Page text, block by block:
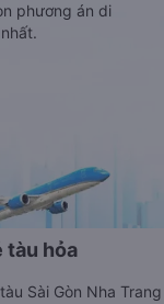
phương án di
tàu hỏa
Sài Gòn Nha Trang